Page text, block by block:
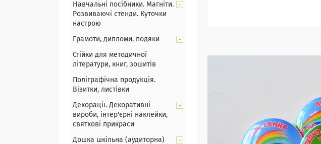
Навчальні посібники. Магніти.
Розвиваючі стенди. Куточки
настрою
Грамоти, дипломи, подяки
Стійки для методичної
літератури, книг, зошитів
Поліграфічна продукція.
Візитки, листівки
Декорації. Декоративні
вироби, інтер'єрні наклейки,
святкові прикраси
Дошка шкільна (аудиторна)